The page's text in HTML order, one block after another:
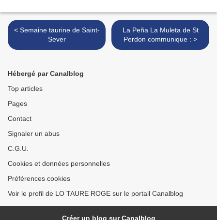
< Semaine taurine de Saint-
Sever
La Peña La Muleta de St
Perdon communique : >
Hébergé par Canalblog
Top articles
Pages
Contact
Signaler un abus
C.G.U.
Cookies et données personnelles
Préférences cookies
Voir le profil de LO TAURE ROGE sur le portail Canalblog
Créer un blog sur Canalblog